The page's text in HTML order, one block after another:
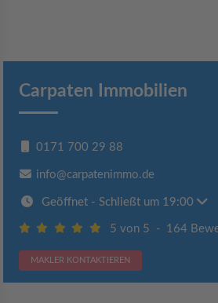
Carpaten Immobilien
0171 700 29 88
info@carpatenimmo.de
Geöffnet - Schließt um 19:00
5 von 5 - 164
MAKLER KONTAKTIEREN